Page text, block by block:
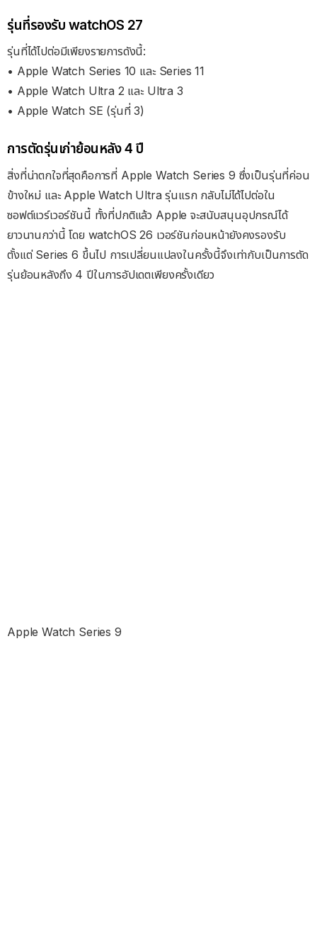
รุ่นที่รองรับ watchOS 27
รุ่นที่ได้ไปต่อมีเพียงรายการดังนี้:
• Apple Watch Series 10 และ Series 11
• Apple Watch Ultra 2 และ Ultra 3
• Apple Watch SE (รุ่นที่ 3)
การตัดรุ่นเก่าย้อนหลัง 4 ปี
สิ่งที่น่าตกใจที่สุดคือการที่ Apple Watch Series 9 ซึ่งเป็นรุ่นที่ค่อน
ข้างใหม่ และ Apple Watch Ultra รุ่นแรก กลับไม่ได้ไปต่อใน
ซอฟต์แวร์เวอร์ชันนี้ ทั้งที่ปกติแล้ว Apple จะสนับสนุนอุปกรณ์ได้
ยาวนานกว่านี้ โดย watchOS 26 เวอร์ชันก่อนหน้ายังคงรองรับ
ตั้งแต่ Series 6 ขึ้นไป การเปลี่ยนแปลงในครั้งนี้จึงเท่ากับเป็นการตัด
รุ่นย้อนหลังถึง 4 ปีในการอัปเดตเพียงครั้งเดียว
Apple Watch Series 9